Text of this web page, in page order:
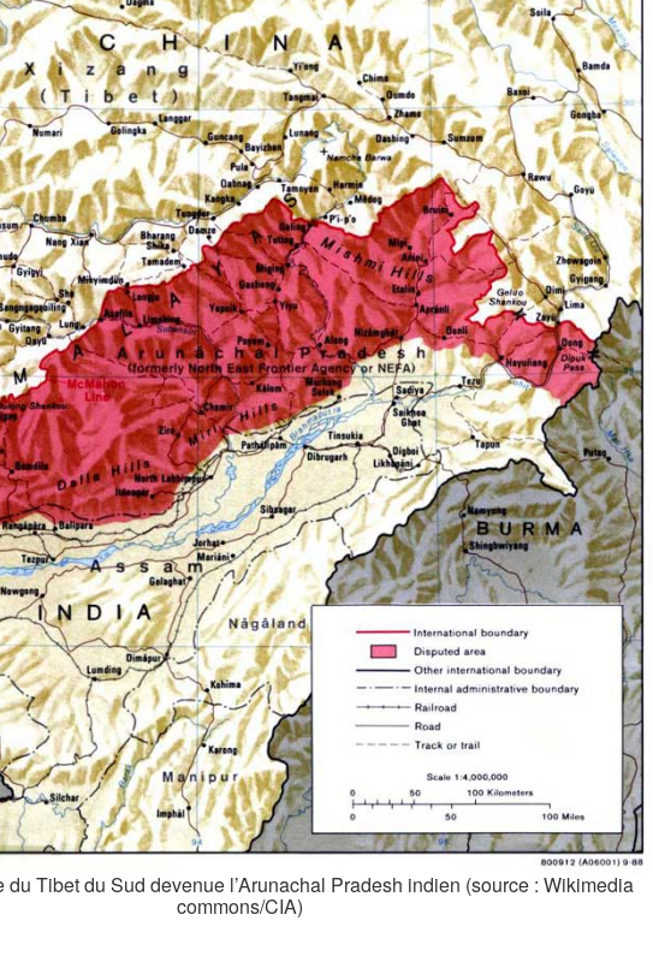
du Tibet du Sud devenue l’Arunachal Pradesh indien (source : Wikimedia
commons/CIA)